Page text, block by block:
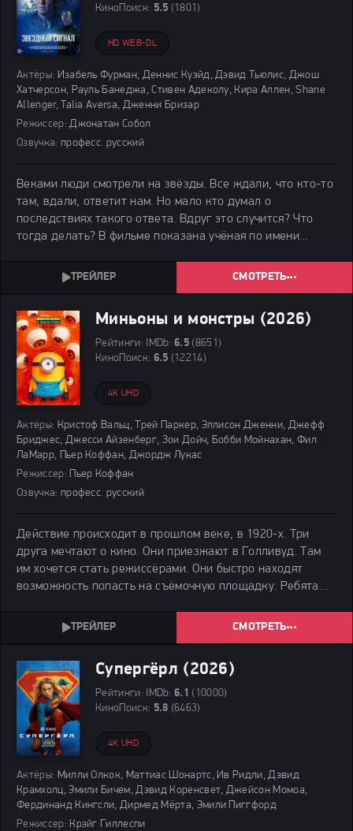
КиноПоиск: 5.5 (1801)
HD WEB-DL
Актёры: Изабель Фурман, Деннис Куэйд, Дэвид Тьюлис, Джош
Хатчерсон, Рауль Банеджа, Стивен Адеколу, Кира Аллен, Shane
Allenger, Talia Aversa, Дженни Бризар
Режиссер: Джонатан Собол
Озвучка: професс. русский
Веками люди смотрели на звёзды. Все ждали, что кто-то
там, вдали, ответит нам. Но мало кто думал о
последствиях такого ответа. Вдруг это случится? Что
тогда делать? В фильме показана учёная по имени
открытию. Она изучала странную материю. Её
СМОТРЕТЬ
Миньоны и монстры (2026)
Рейтинги: IMDb:6.5 (8651)
КиноПоиск: 6.5 (12214)
4K UHD
Актёры: Кристоф Вальц, Трей Паркер, Эллисон Дженни, Джефф
Бриджес, Джесси Айзенберг, Зои Дойч, Бобби Мойнахан, Фил
ЛаМарр, Пьер Коффан, Джордж Лукас
Режиссер: Пьер Коффан
Озвучка: професс. русский
Действие происходит в прошлом веке, в 1920-х. Три
друга мечтают о кино. Они приезжают в Голливуд. Там
им хочется стать режиссёрами. Они быстро находят
возможность попасть на съёмочную площадку. Ребята
как нужно снимать. Поначалу всё идёт неплохо.
СМОТРЕТЬ
Супергёрл (2026)
Рейтинги: IMDb:6.1 (10000)
КиноПоиск: 5.8 (6463)
4K UHD
Актёры: Милли Олкок, Маттиас Шонартс, Ив Ридли, Дэвид
Крамхолц, Эмили Бичем, Дэвид Коренсвет, Джейсон Момоа,
Фердинанд Кингсли, Дирмед Мёрта, Эмили Пиггфорд
Режиссер: Крэйг Гиллеспи